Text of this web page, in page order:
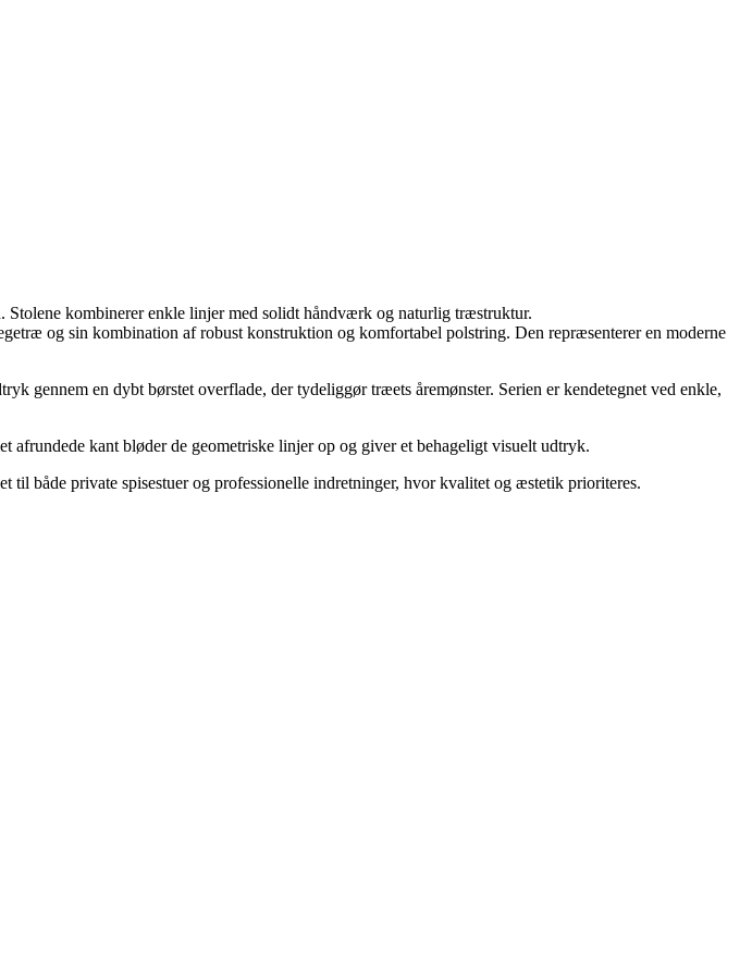
kombinerer enkle linjer med solidt håndværk og naturlig træstruktur.
og sin kombination af robust konstruktion og komfortabel polstring. Den repræsenterer en moderne
gennem en dybt børstet overflade, der tydeliggør træets åremønster. Serien er kendetegnet ved enkle,
kant bløder de geometriske linjer op og giver et behageligt visuelt udtryk.
både private spisestuer og professionelle indretninger, hvor kvalitet og æstetik prioriteres.